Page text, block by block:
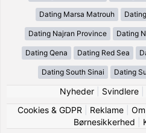
Dating Marsa Matrouh
Dating Najran Province Dating
Dating Qena Dating Red Sea
Dating South Sinai Dating
Nyheder| Svindlere|
Cookies & GDPR
Reklame|
Børnesikkerhed